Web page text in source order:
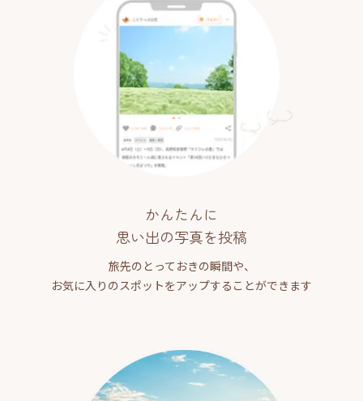
かんたんに
思い出の写真を投稿
旅先のとっておきの瞬間や、
お気に入りのスポットをアップすることができます